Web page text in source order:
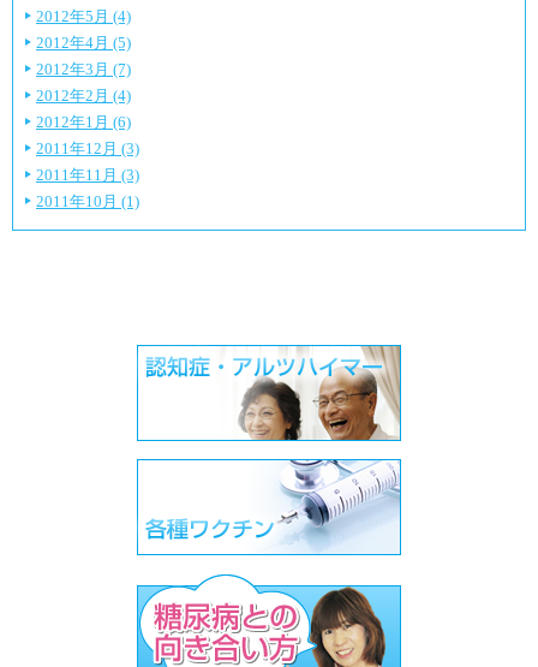
2012年5月 (4)
2012年4月 (5)
2012年3月 (7)
2012年2月 (4)
2012年1月 (6)
2011年12月 (3)
2011年11月 (3)
2011年10月 (1)